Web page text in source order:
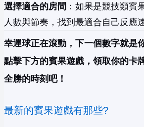
選擇適合的房間 ：如果是競技類賓
人數與節奏，找到最適合自己反應
幸運球正在滾動，下一個數字就是
點擊下方的賓果遊戲，領取你的卡
全勝的時刻吧！
最新的賓果遊戲有那些?